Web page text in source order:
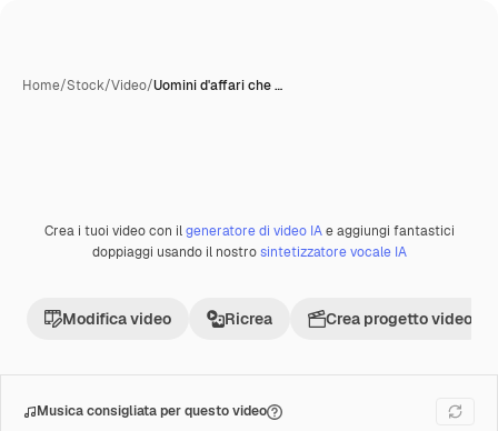
Home/Stock/Video/Uomini d'affari che …
Premium
Crea i tuoi video con ilgeneratore di video IAe aggiungi fantastici
doppiaggi usando il nostrosintetizzatore vocale IA
Modifica video Ricrea Crea progetto video
Musica consigliata per questo video